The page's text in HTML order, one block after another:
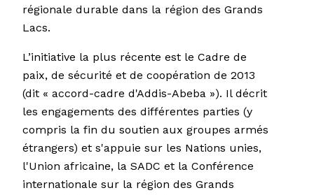
régionale durable dans la région des Grands
Lacs.
L’initiative la plus récente est le Cadre de
paix, de sécurité et de coopération de 2013
(dit « accord-cadre d'Addis-Abeba »). Il décrit
les engagements des différentes parties (y
compris la fin du soutien aux groupes armés
étrangers) et s'appuie sur les Nations unies,
l'Union africaine, la SADC et la Conférence
internationale sur la région des Grands